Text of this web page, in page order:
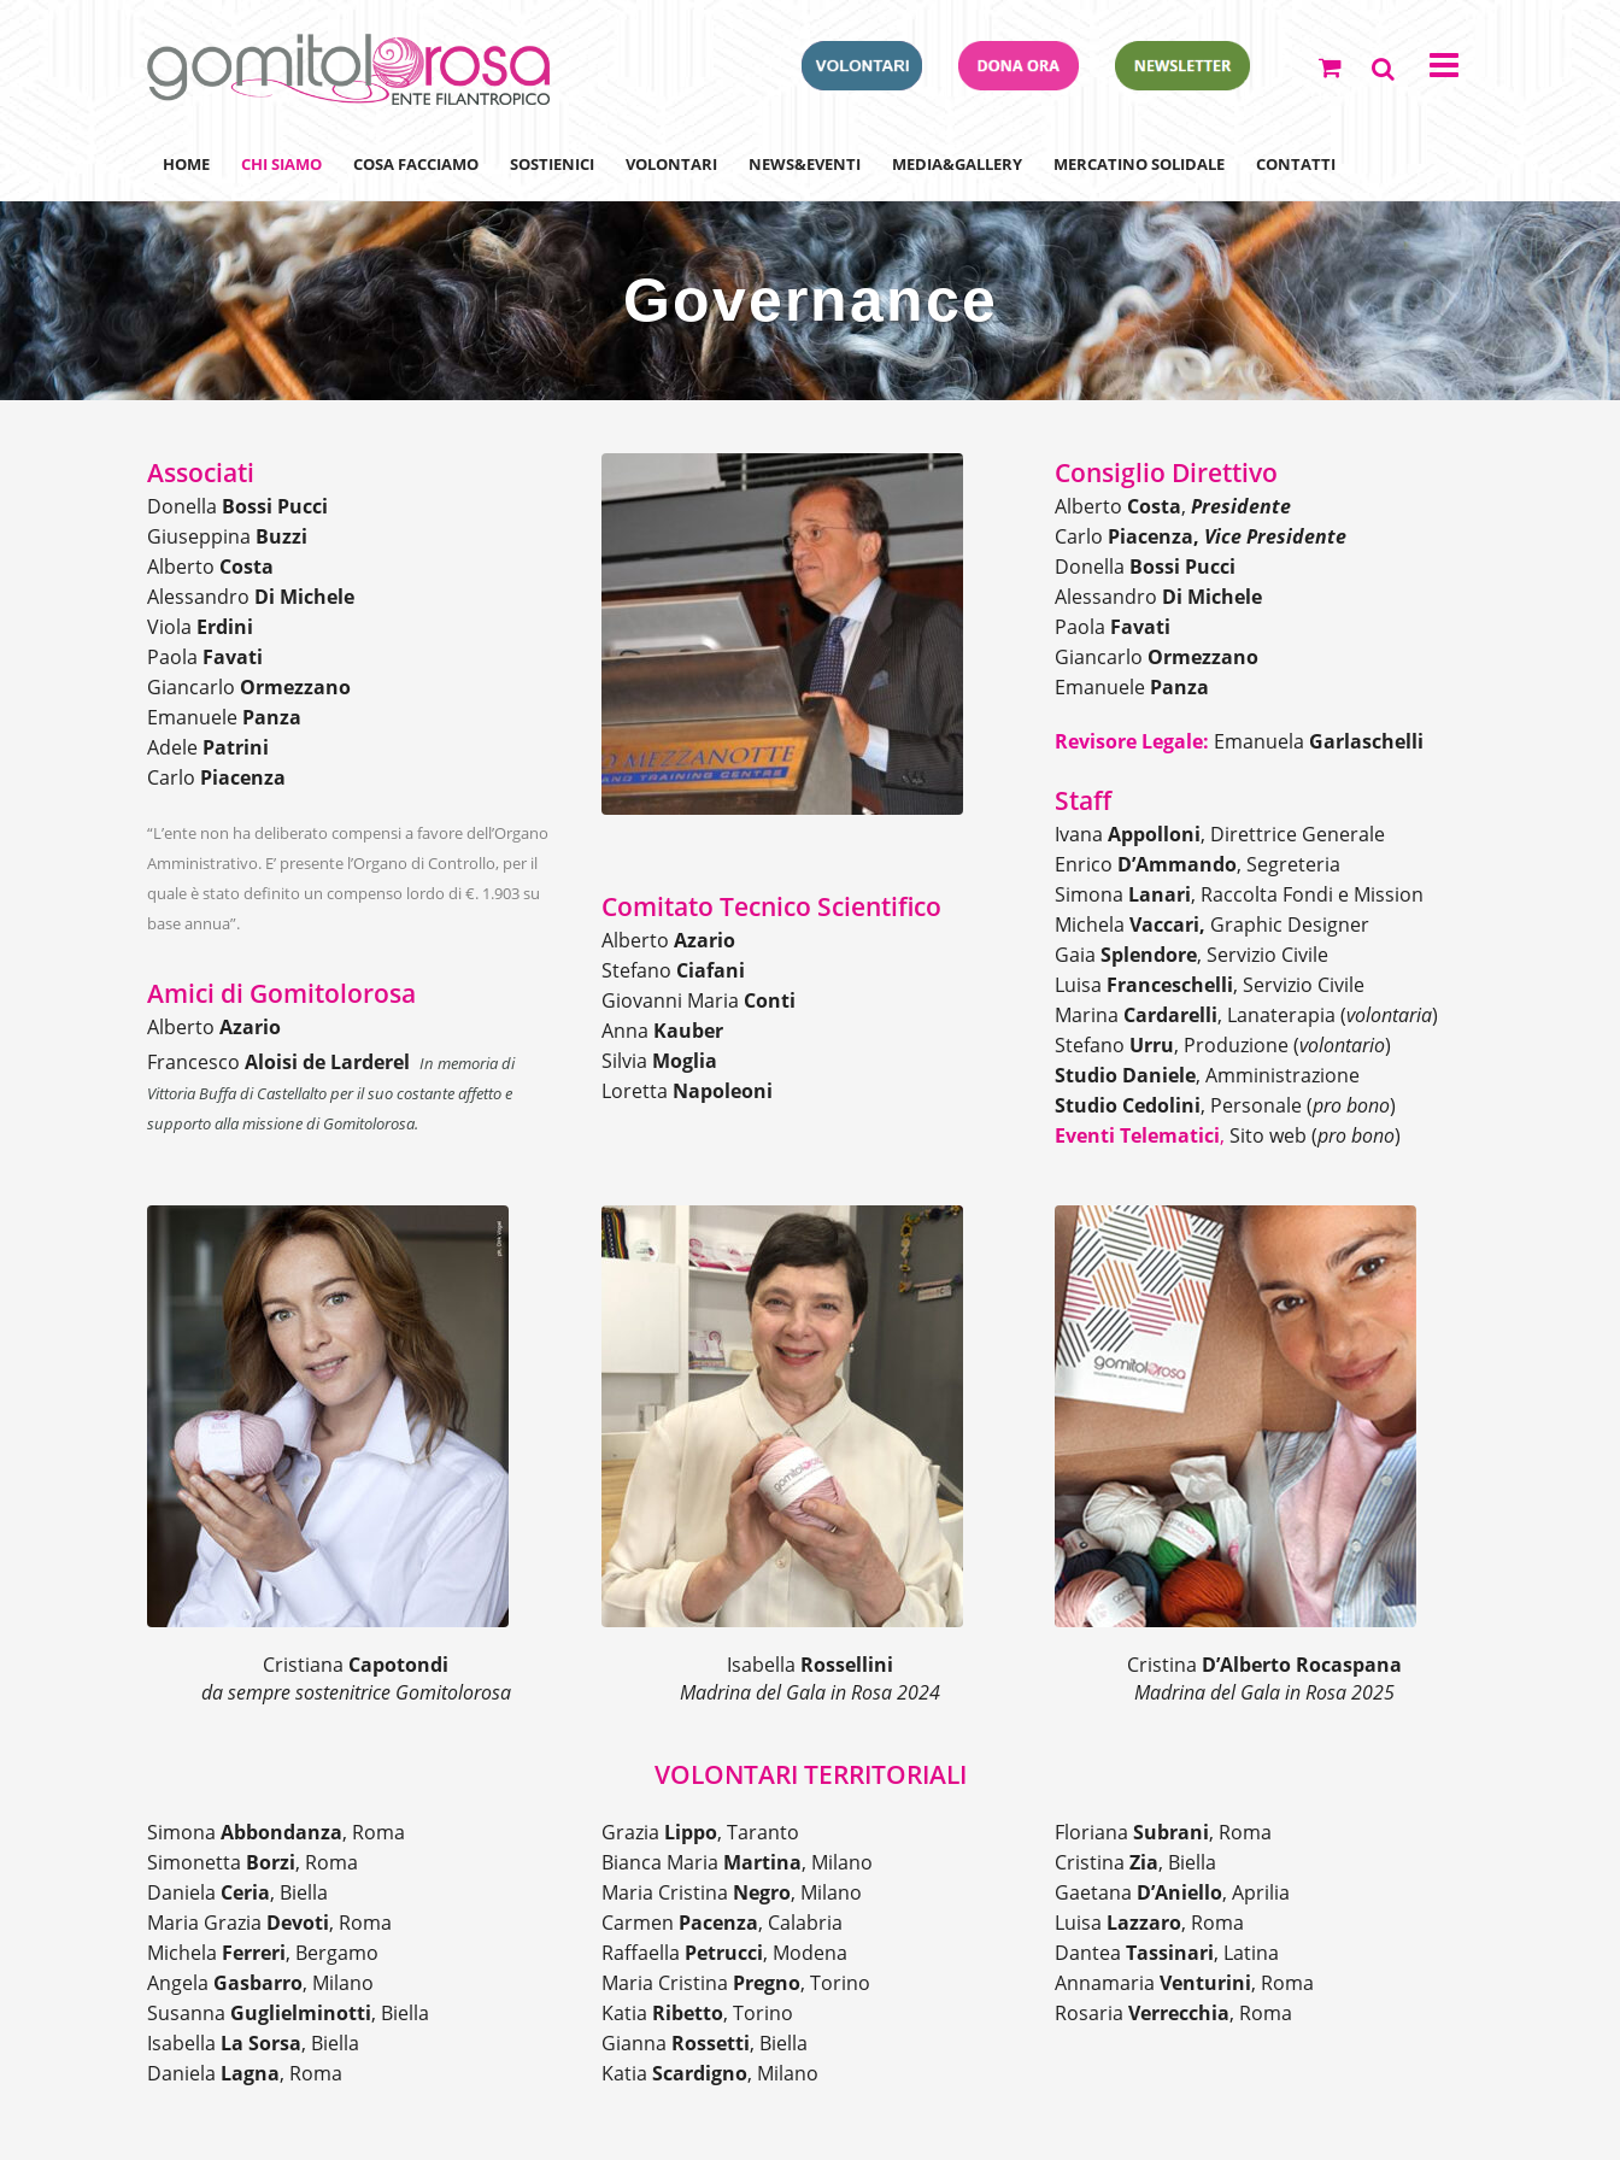
HOME CHI SIAMO COSA FACCIAMO
Lanaterapia
Ricerca
Sensibilizzazione
SOSTIENICI
Adotta un Ospedale
Team Building
VOLONTARI NEWS&EVENTI MEDIA&GALLERY
Iscriviti alla nostra newsletter
MERCATINO SOLIDALE CONTATTI
Governance
Associati
Donella Bossi Pucci
Giuseppina Buzzi
Alberto Costa
Alessandro Di Michele
Viola Erdini
Paola Favati
Giancarlo Ormezzano
Emanuele Panza
Adele Patrini
Carlo Piacenza
“L’ente non ha deliberato compensi a favore dell’Organo
Amministrativo. E’ presente l’Organo di Controllo, per il
quale è stato definito un compenso lordo di €. 1.903 su
base annua”.
Amici di Gomitolorosa
Alberto Azario
Francesco Aloisi de Larderel In memoria di
Vittoria Buffa di Castellalto per il suo costante affetto e
supporto alla missione di Gomitolorosa.
Comitato Tecnico Scientifico
Alberto Azario
Stefano Ciafani
Giovanni Maria Conti
Anna Kauber
Silvia Moglia
Loretta Napoleoni
Consiglio Direttivo
Alberto Costa,Presidente
Carlo Piacenza, VicePresidente
Donella Bossi Pucci
Alessandro Di Michele
Paola Favati
Giancarlo Ormezzano
Emanuele Panza
Revisore Legale: Emanuela Garlaschelli
Staff
IvanaAppolloni, Direttrice Generale
Enrico D’Ammando, Segreteria
Simona Lanari, Raccolta Fondi e Mission
Michela Vaccari, Graphic Designer
GaiaSplendore, Servizio Civile
Luisa Franceschelli, Servizio Civile
Marina Cardarelli, Lanaterapia (volontaria)
Stefano Urru, Produzione (volontario)
Studio Daniele, Amministrazione
Studio Cedolini, Personale (pro bono)
Eventi Telematici,Sito web (pro bono)
Cristiana Capotondi
da sempre sostenitrice Gomitolorosa
Isabella Rossellini
Madrina del Gala in Rosa 2024
Cristina D’Alberto Rocaspana
Madrina del Gala in Rosa 2025
VOLONTARI TERRITORIALI
Simona Abbondanza, Roma
Simonetta Borzi, Roma
Daniela Ceria, Biella
Maria Grazia Devoti, Roma
Michela Ferreri, Bergamo
Angela Gasbarro, Milano
Susanna Guglielminotti, Biella
Isabella La Sorsa, Biella
Daniela Lagna, Roma
Grazia Lippo, Taranto
Bianca Maria Martina, Milano
Maria Cristina Negro, Milano
Carmen Pacenza, Calabria
Raffaella Petrucci, Modena
Maria Cristina Pregno, Torino
Katia Ribetto, Torino
Gianna Rossetti, Biella
Katia Scardigno, Milano
FlorianaSubrani, Roma
CristinaZia, Biella
Gaetana D’Aniello, Aprilia
Luisa Lazzaro, Roma
DanteaTassinari, Latina
AnnamariaVenturini, Roma
RosariaVerrecchia, Roma